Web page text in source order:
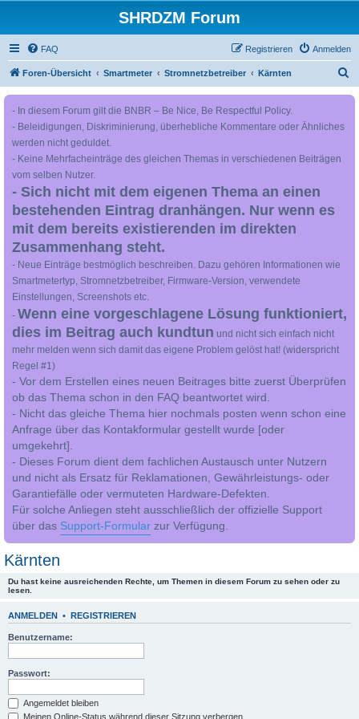
SHRDZM Forum
FAQ Anmelden
Registrieren
Foren-Übersicht Smartmeter Stromnetzbetreiber Kärnten
- In diesem Forum gilt die BNBR – Be Nice, Be Respectful Policy.
- Beleidigungen, Diskriminierung, überhebliche Kommentare oder Ähnliches
werden nicht geduldet.
- Keine Mehrfacheinträge des gleichen Themas in verschiedenen Beiträgen
vom selben Nutzer.
- Sich nicht mit dem eigenen Thema an einen
bestehenden Eintrag dranhängen. Nur wenn es
mit dem bereits existierenden im direkten
Zusammenhang steht.
- Neue Einträge bestmöglich beschreiben. Dazu gehören Informationen wie
Smartmetertyp, Stromnetzbetreiber, Firmware-Version, verwendete
Einstellungen, Screenshots etc.
- Wenn eine vorgeschlagene Lösung funktioniert,
dies im Beitrag auch kundtun und nicht sich einfach nicht
mehr melden wenn sich damit das eigene Problem gelöst hat! (widerspricht
Regel #1)
- Vor dem Erstellen eines neuen Beitrages bitte zuerst Überprüfen
ob das Thema schon in den FAQ beantwortet wird.
- Nicht das gleiche Thema hier nochmals posten wenn schon eine
Anfrage über das Kontakformular gestellt wurde [oder
umgekehrt].
- Dieses Forum dient dem fachlichen Austausch unter Nutzern
und nicht als Ersatz für Reklamationen, Gewährleistungs- oder
Garantiefälle oder vermuteten Hardware-Defekten.
Für solche Anliegen steht ausschließlich der offizielle Support
über das Support-Formular zur Verfügung.
Kärnten
Du hast keine ausreichenden Rechte, um Themen in diesem Forum zu sehen oder zu
lesen.
ANMELDEN • REGISTRIEREN
Benutzername:
Passwort:
Angemeldet bleiben
Meinen Online-Status während dieser Sitzung verbergen